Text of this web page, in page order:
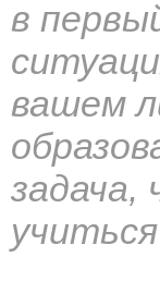
в
вашем
задача,